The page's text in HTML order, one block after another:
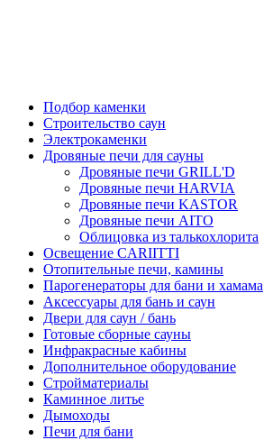
Подбор каменки
Строительство саун
Электрокаменки
Дровяные печи для сауны
Дровяные печи GRILL'D
Дровяные печи HARVIA
Дровяные печи KASTOR
Дровяные печи AITO
Облицовка из талькохлорита
Освещение CARIITTI
Отопительные печи, камины
Парогенераторы для бани и хамама
Аксессуары для бань и саун
Двери для саун / бань
Готовые сборные сауны
Инфракрасные кабины
Дополнительное оборудование
Стройматериалы
Каминное литье
Дымоходы
Печи для бани